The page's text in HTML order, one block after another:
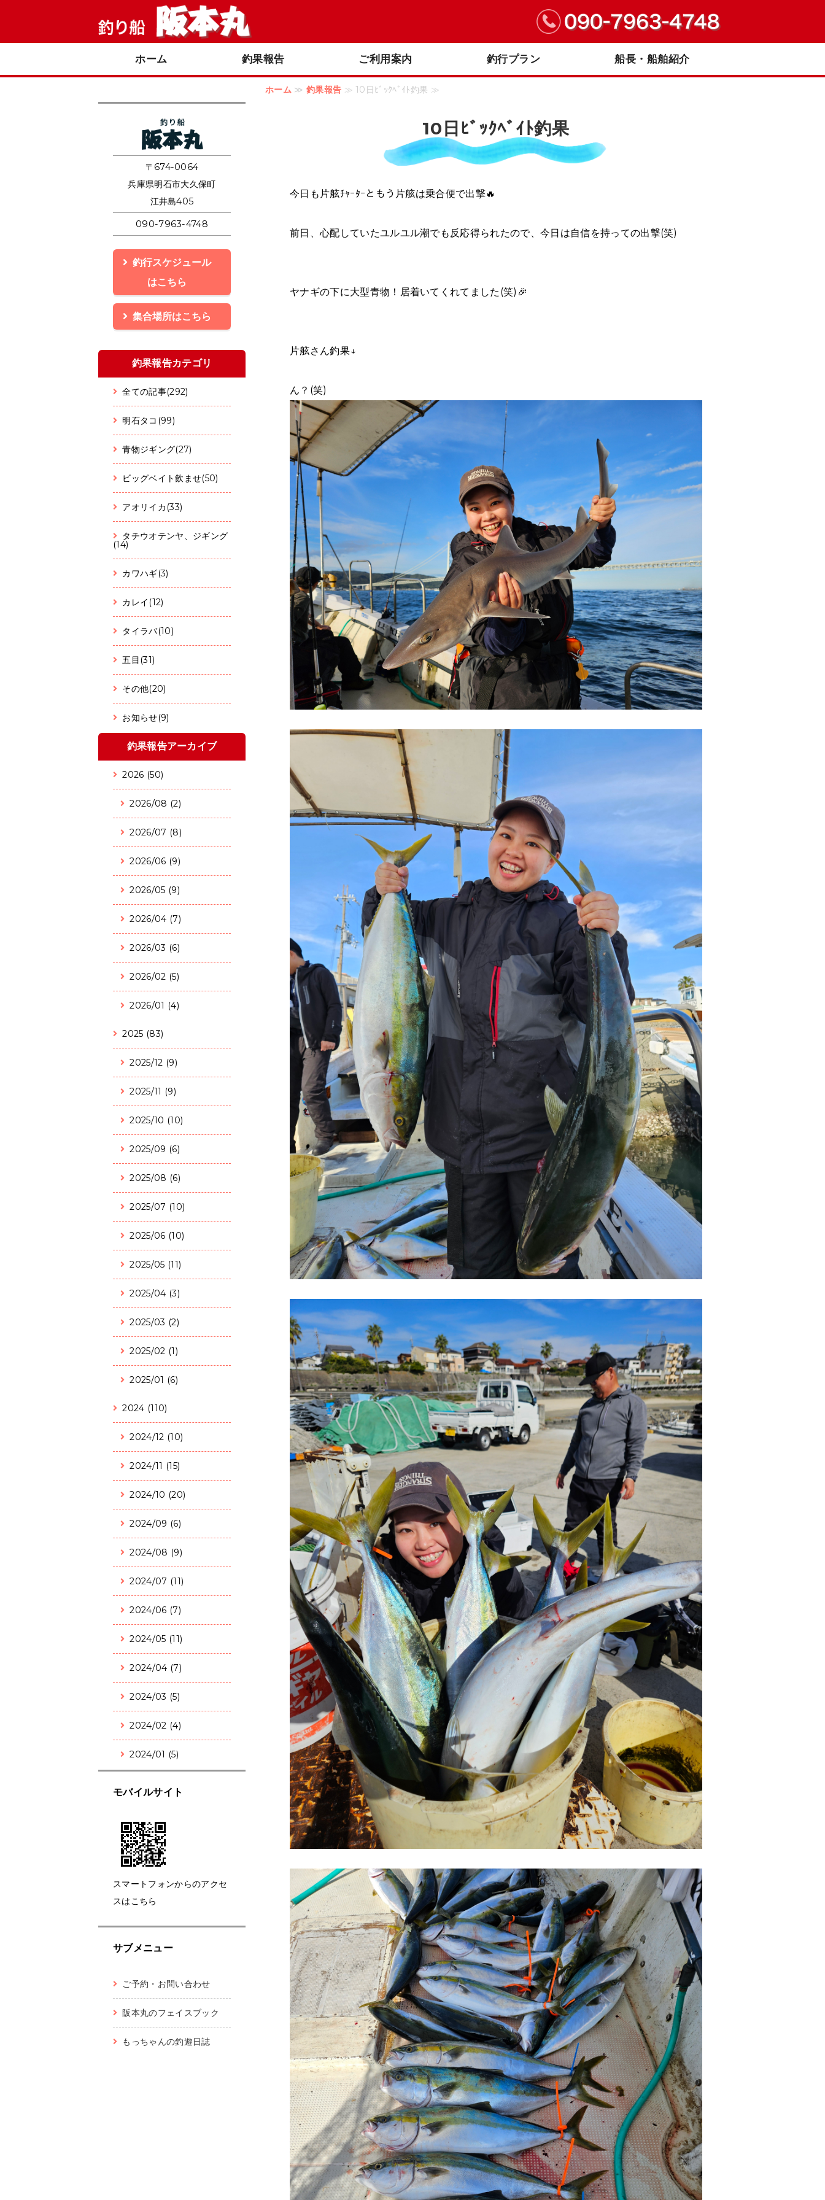
釣り船 阪本丸｜明石海峡大橋周辺のオフショアフィッシング｜兵庫県明石市
ホーム 釣果報告 ご利用案内 釣行プラン 船長・船舶紹介
ホーム≫ 釣果報告 ≫ 10日ﾋﾞｯｸﾍﾞｲﾄ釣果 ≫
10日ﾋﾞｯｸﾍﾞｲﾄ釣果
今日も片舷ﾁｬｰﾀｰともう片舷は乗合便で出撃🔥
前日、心配していたユルユル潮でも反応得られたので、今日は自信を持っての出撃(笑)
ヤナギの下に大型青物！居着いてくれてました(笑)🎉
片舷さん釣果↓
ん？(笑)
〒674-0064
兵庫県明石市大久保町
江井島405
090-7963-4748
釣行スケジュール
はこちら
集合場所はこちら
サブメニュー
ご予約・お問い合わせ
阪本丸のフェイスブック
もっちゃんの釣遊日誌
釣果報告カテゴリ
全ての記事(292)
明石タコ(99)
青物ジギング(27)
ビッグベイト飲ませ(50)
アオリイカ(33)
タチウオテンヤ、ジギング
(14)
カワハギ(3)
カレイ(12)
タイラバ(10)
五目(31)
その他(20)
お知らせ(9)
釣果報告アーカイブ
2026 (50)
2026/08 (2)
2026/07 (8)
2026/06 (9)
2026/05 (9)
2026/04 (7)
2026/03 (6)
2026/02 (5)
2026/01 (4)
2025 (83)
2025/12 (9)
2025/11 (9)
2025/10 (10)
2025/09 (6)
2025/08 (6)
2025/07 (10)
2025/06 (10)
2025/05 (11)
2025/04 (3)
2025/03 (2)
2025/02 (1)
2025/01 (6)
2024 (110)
2024/12 (10)
2024/11 (15)
2024/10 (20)
2024/09 (6)
2024/08 (9)
2024/07 (11)
2024/06 (7)
2024/05 (11)
2024/04 (7)
2024/03 (5)
2024/02 (4)
2024/01 (5)
モバイルサイト
スマートフォンからのアクセ
スはこちら